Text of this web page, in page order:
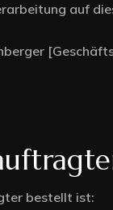
auf
bestellt ist: